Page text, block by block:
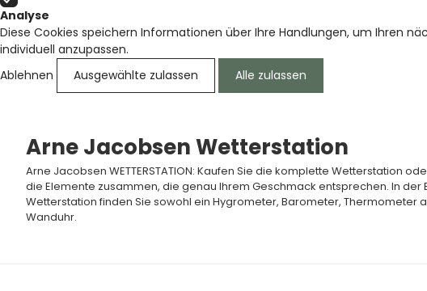
Analyse
Diese Cookies speichern Informationen über Ihre Handlungen, um Ihren
individuell anzupassen.
Ablehnen
Ausgewählte zulassen Alle zulassen
Arne Jacobsen Wetterstation
Arne Jacobsen WETTERSTATION: Kaufen Sie die komplette Wetterstation
die Elemente zusammen, die genau Ihrem Geschmack entsprechen. In der
Wetterstation finden Sie sowohl ein Hygrometer, Barometer, Thermometer
Wanduhr.